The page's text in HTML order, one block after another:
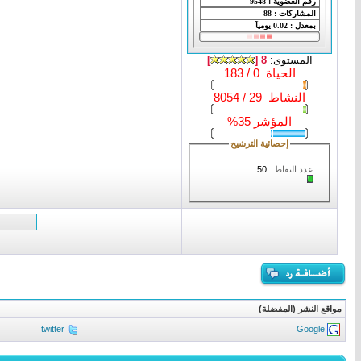
المستوى:8 [
]
الحياة 0 / 183
النشاط 29 / 8054
المؤشر 35%
إحصائية الترشيح
عدد النقاط :50
مواقع النشر (المفضلة)
Google
twitter